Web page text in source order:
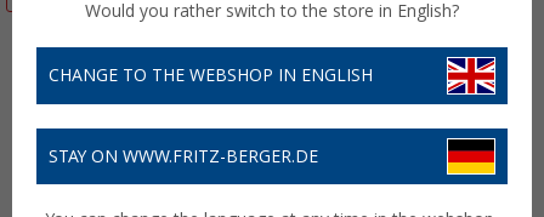
Would you rather switch to the store in English?
CHANGE TO THE WEBSHOP IN ENGLISH
STAY ON WWW.FRITZ-BERGER.DE